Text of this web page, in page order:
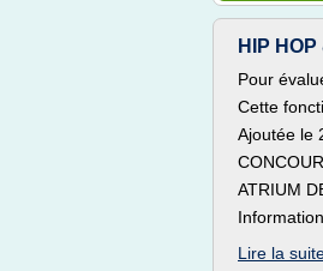
HIP
Pour
Cette
Ajoutée le
ATRIUM
Lire la